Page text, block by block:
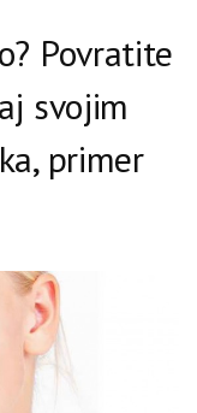
Povratite
svojim
primer